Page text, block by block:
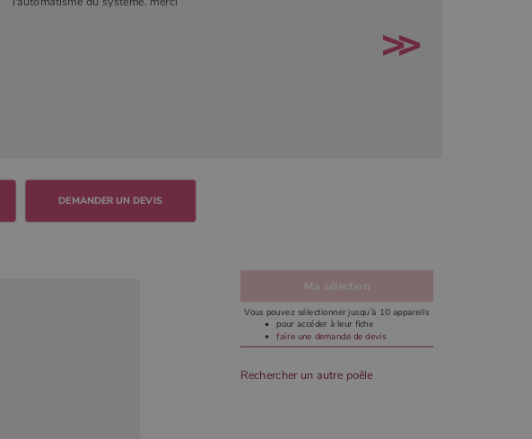
DEMANDER UN DEVIS
Ma sélection
Vous pouvez sélectionner jusqu’à 10 appareils
pour accéder à leur fiche
faire une demande de devis
Rechercher un autre poêle